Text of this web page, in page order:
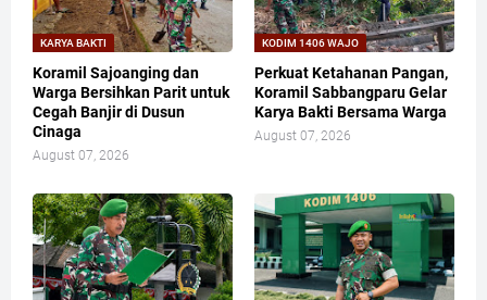
KARYA BAKTI
Koramil Sajoanging dan
Warga Bersihkan Parit untuk
Cegah Banjir di Dusun
Cinaga
August 07, 2026
KODIM 1406 WAJO
Perkuat Ketahanan Pangan,
Koramil Sabbangparu Gelar
Karya Bakti Bersama Warga
August 07, 2026